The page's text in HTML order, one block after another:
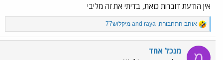
אין הודעת דוברות כזאת, בדיתי את זה מליבי
R
e
a
c
t
אוהב התחבורה raya מיקלוש77
מנכל אחד